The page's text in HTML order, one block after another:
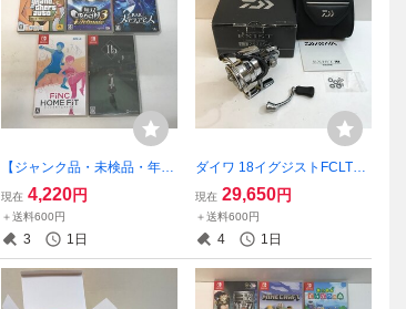
【ジャンク品・未検品・年齢
確認必須】ニンテンドースイ
ッチ ソフト 5本セット ～
無双OROCHI3 他【ゲーム-
592】
現在 4,220円
＋送料600円
3 1日
ダイワ 18イグジストFCLT25
00S-C【釣-564】
現在 29,650円
＋送料600円
4 1日